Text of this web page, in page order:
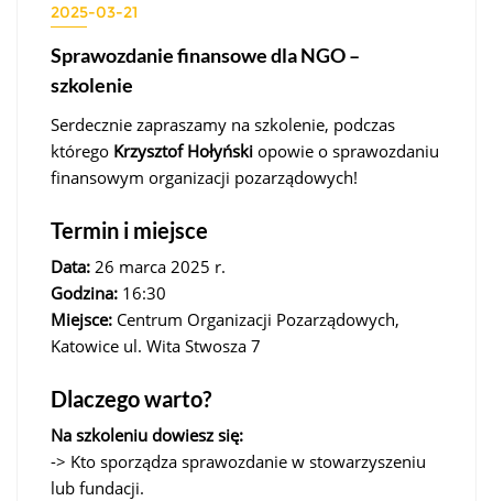
2025-03-21
Sprawozdanie finansowe dla NGO –
szkolenie
Serdecznie zapraszamy na szkolenie, podczas
którego Krzysztof Hołyński opowie o sprawozdaniu
finansowym organizacji pozarządowych!
Termin i miejsce
Data: 26 marca 2025 r.
Godzina: 16:30
Miejsce: Centrum Organizacji Pozarządowych,
Katowice ul. Wita Stwosza 7
Dlaczego warto?
Na szkoleniu dowiesz się:
-> Kto sporządza sprawozdanie w stowarzyszeniu
lub fundacji.